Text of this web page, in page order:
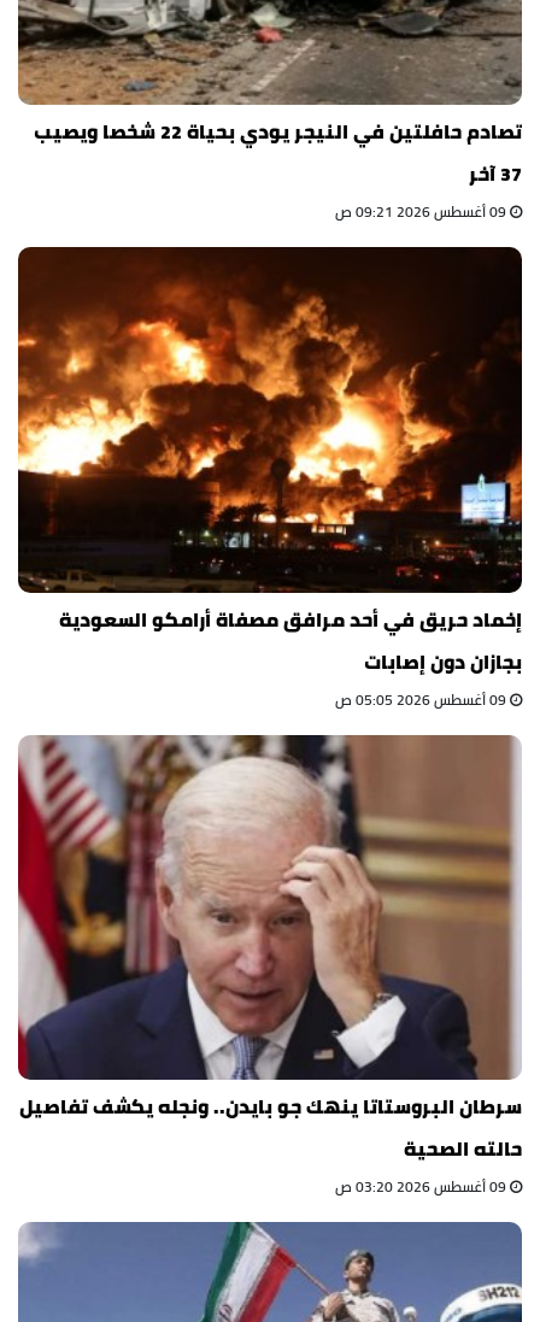
تصادم حافلتين في النيجر يودي بحياة 22 شخصا ويصيب
37 آخر
إخماد حريق في أحد مرافق مصفاة أرامكو السعودية
بجازان دون إصابات
سرطان البروستاتا ينهك جو بايدن.. ونجله يكشف تفاصيل
حالته الصحية